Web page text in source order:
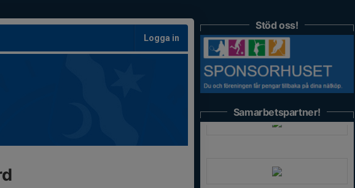
Logga in
Stöd oss!
Samarbetspartner!